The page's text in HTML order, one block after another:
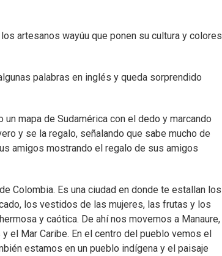
artesanos wayúu que ponen su cultura y colores
palabras en inglés y queda sorprendido
mapa de Sudamérica con el dedo y marcando
y se la regalo, señalando que sabe mucho de
amigos mostrando el regalo de sus amigos
Colombia. Es una ciudad en donde te estallan los
los vestidos de las mujeres, las frutas y los
y caótica. De ahí nos movemos a Manaure,
el Mar Caribe. En el centro del pueblo vemos el
estamos en un pueblo indígena y el paisaje